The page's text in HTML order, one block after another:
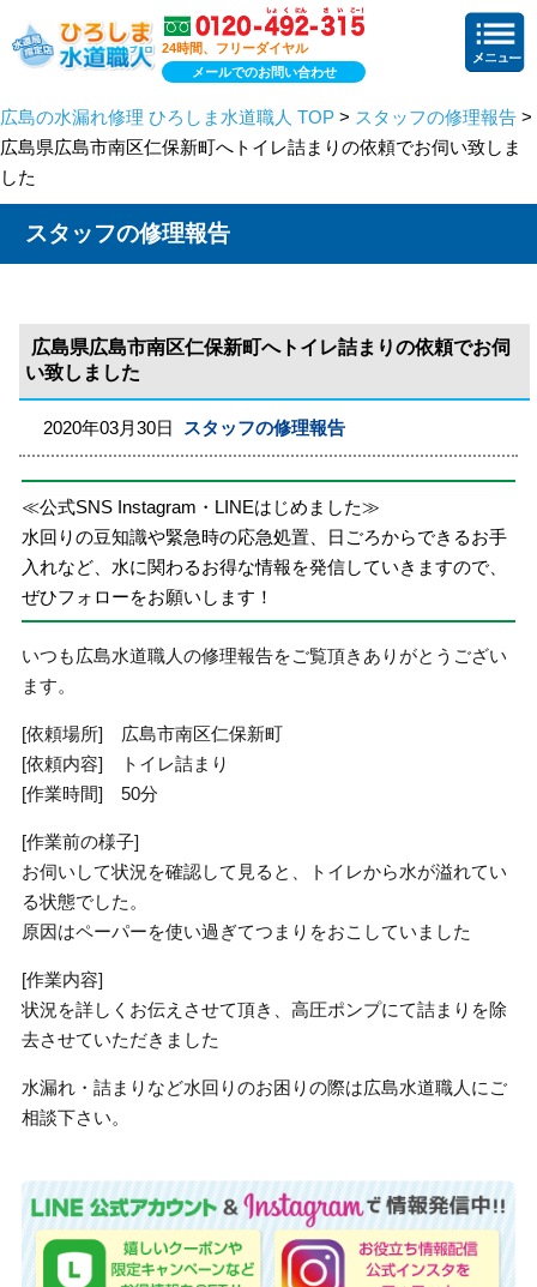
24時間、フリーダイヤル
メールでのお問い合わせ
広島の水漏れ修理 ひろしま水道職人 TOP > スタッフの修理報告 >
広島県広島市南区仁保新町へトイレ詰まりの依頼でお伺い致しま
した
スタッフの修理報告
広島県広島市南区仁保新町へトイレ詰まりの依頼でお伺
い致しました
2020年03月30日 スタッフの修理報告
≪公式SNS Instagram・LINEはじめました≫
水回りの豆知識や緊急時の応急処置、日ごろからできるお手
入れなど、水に関わるお得な情報を発信していきますので、
ぜひフォローをお願いします！
いつも広島水道職人の修理報告をご覧頂きありがとうござい
ます。
[依頼場所] 広島市南区仁保新町
[依頼内容] トイレ詰まり
[作業時間] 50分
[作業前の様子]
お伺いして状況を確認して見ると、トイレから水が溢れてい
る状態でした。
原因はペーパーを使い過ぎてつまりをおこしていました
[作業内容]
状況を詳しくお伝えさせて頂き、高圧ポンプにて詰まりを除
去させていただきました
水漏れ・詰まりなど水回りのお困りの際は広島水道職人にご
相談下さい。